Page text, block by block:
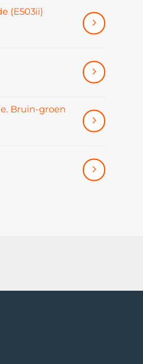
(E503ii)
Bruin-groen